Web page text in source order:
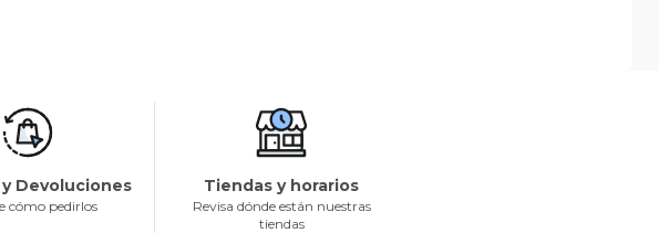
Devoluciones
cómo pedirlos
Tiendas y horarios
Revisa dónde están nuestras
tiendas